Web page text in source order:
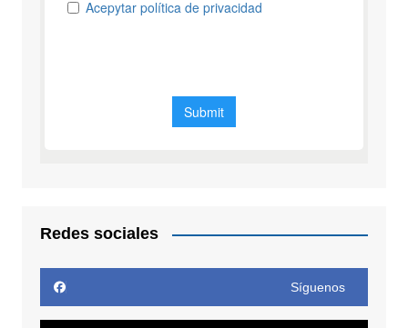
Redes sociales
Síguenos